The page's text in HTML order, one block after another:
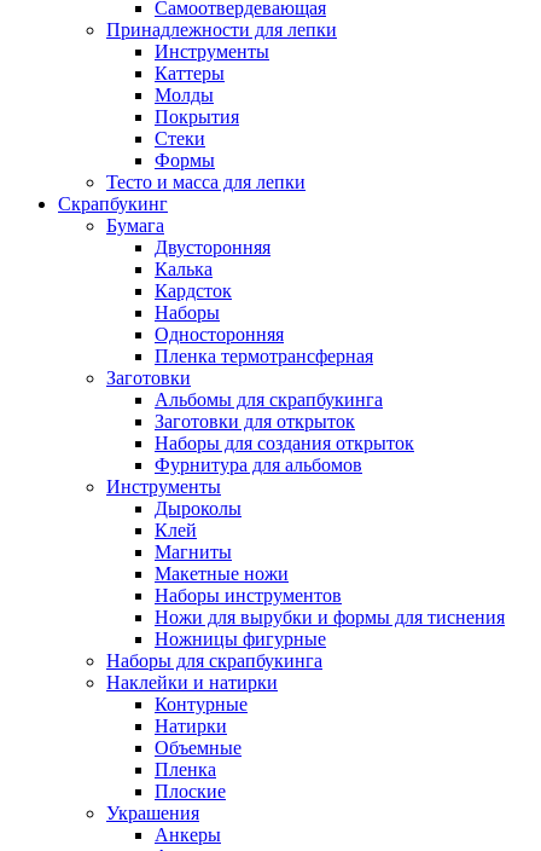
Самоотвердевающая
Принадлежности для лепки
Инструменты
Каттеры
Молды
Покрытия
Стеки
Формы
Тесто и масса для лепки
Скрапбукинг
Бумага
Двусторонняя
Калька
Кардсток
Наборы
Односторонняя
Пленка термотрансферная
Заготовки
Альбомы для скрапбукинга
Заготовки для открыток
Наборы для создания открыток
Фурнитура для альбомов
Инструменты
Дыроколы
Клей
Магниты
Макетные ножи
Наборы инструментов
Ножи для вырубки и формы для тиснения
Ножницы фигурные
Наборы для скрапбукинга
Наклейки и натирки
Контурные
Натирки
Объемные
Пленка
Плоские
Украшения
Анкеры